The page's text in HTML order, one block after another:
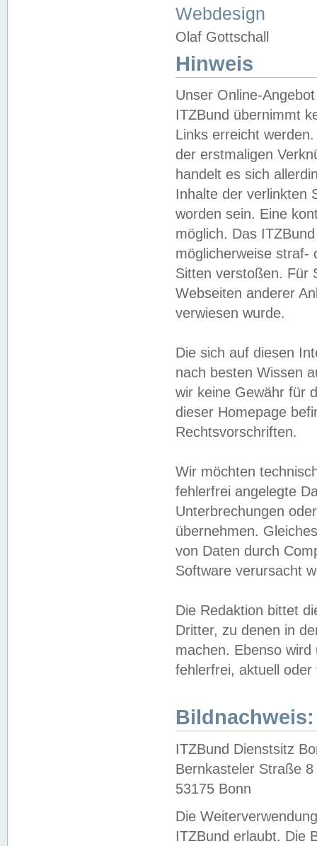
Webdesign
Olaf Gottschall
Hinweis
Unser Online-
ITZBund übernimmt
Links erreicht
der erstmaligen
handelt es sich
Inhalte der verlinkten
worden sein. Eine
möglich. Das
möglicherweise straf-
Sitten verstoßen. Für
Webseiten anderer
verwiesen wurde.
Die sich auf diesen
nach besten Wissen
wir keine Gewähr für
dieser Homepage
Rechtsvorschriften.
Wir möchten
fehlerfrei angelegte
Unterbrechungen
übernehmen.
von Daten durch
Software verursacht
Die Redaktion bittet
Dritter, zu denen in
machen. Ebenso
fehlerfrei, aktuell oder
Bildnachweis:
ITZBund Dienstsitz
Bernkasteler Straße 8
53175 Bonn
Die
ITZBund erlaubt. Die